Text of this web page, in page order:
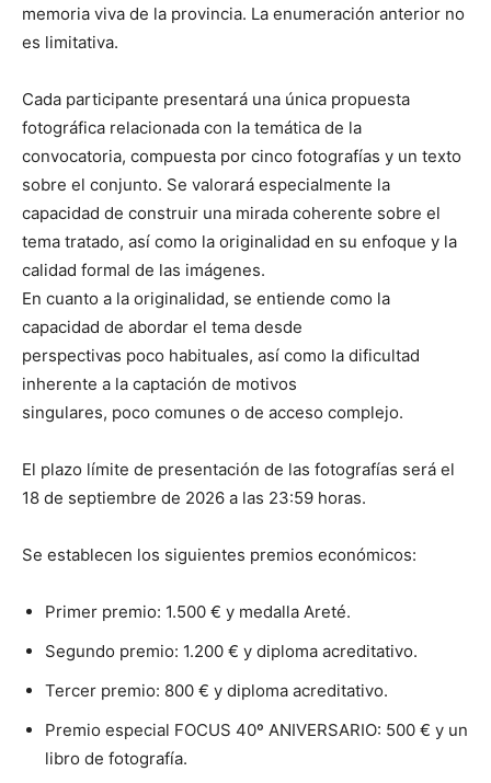
memoria viva de la provincia. La enumeración anterior no
es limitativa.
Cada participante presentará una única propuesta
fotográfica relacionada con la temática de la
convocatoria, compuesta por cinco fotografías y un texto
sobre el conjunto. Se valorará especialmente la
capacidad de construir una mirada coherente sobre el
tema tratado, así como la originalidad en su enfoque y la
calidad formal de las imágenes.
En cuanto a la originalidad, se entiende como la
capacidad de abordar el tema desde
perspectivas poco habituales, así como la dificultad
inherente a la captación de motivos
singulares, poco comunes o de acceso complejo.
El plazo límite de presentación de las fotografías será el
18 de septiembre de 2026 a las 23:59 horas.
Se establecen los siguientes premios económicos:
Primer premio: 1.500 € y medalla Areté.
Segundo premio: 1.200 € y diploma acreditativo.
Tercer premio: 800 € y diploma acreditativo.
Premio especial FOCUS 40º ANIVERSARIO: 500 € y un
libro de fotografía.